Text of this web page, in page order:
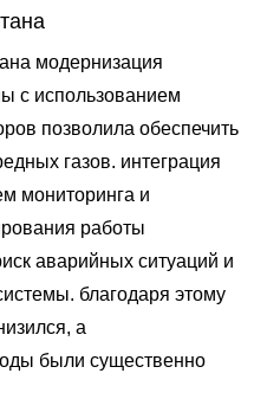
модернизация
с использованием
позволила обеспечить
газов. интеграция
мониторинга и
работы
аварийных ситуаций и
благодаря этому
а
были существенно